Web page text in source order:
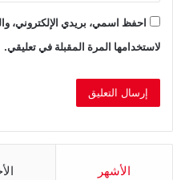
احفظ اسمي، بريدي الإلكتروني،
لاستخدامها المرة المقبلة في تعليقي.
الأشهر